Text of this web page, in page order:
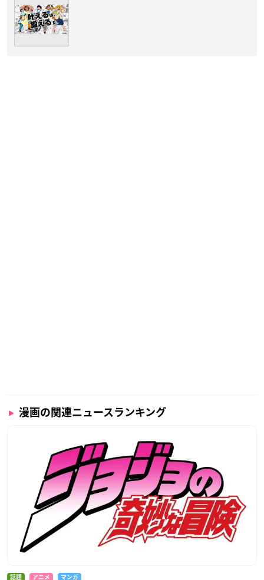
漫画の関連ニュースランキング
話題 アニメ マンガ